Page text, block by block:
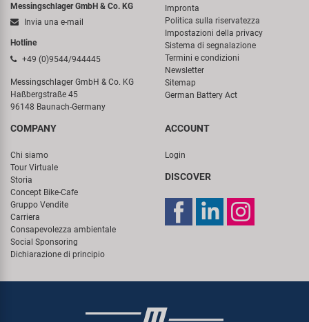
Messingschlager GmbH & Co. KG
Invia una e-mail
Hotline
+49 (0)9544/944445
Messingschlager GmbH & Co. KG
Haßbergstraße 45
96148 Baunach-Germany
Impronta
Politica sulla riservatezza
Impostazioni della privacy
Sistema di segnalazione
Termini e condizioni
Newsletter
Sitemap
German Battery Act
COMPANY
Chi siamo
Tour Virtuale
Storia
Concept Bike-Cafe
Gruppo Vendite
Carriera
Consapevolezza ambientale
Social Sponsoring
Dichiarazione di principio
ACCOUNT
Login
DISCOVER